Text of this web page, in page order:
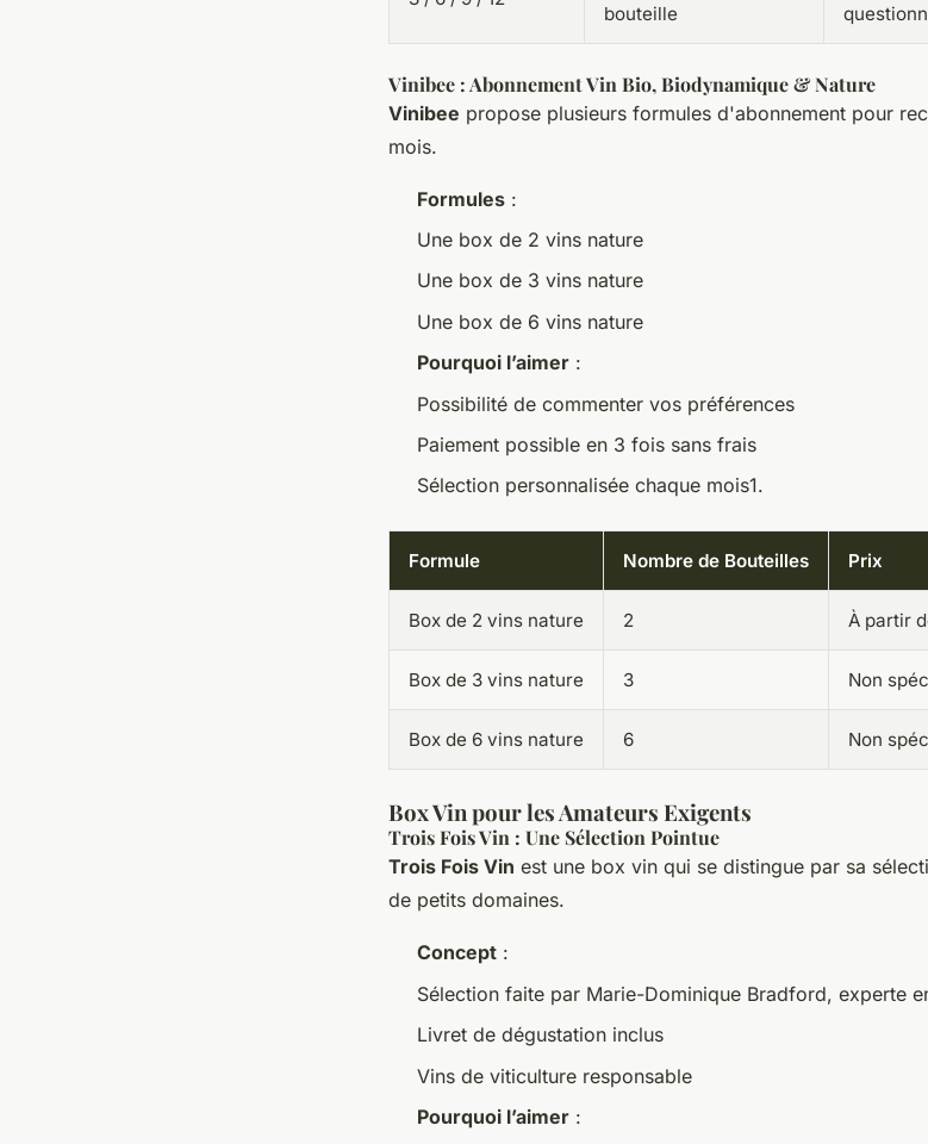
bouteille
Vinibee : Abonnement Vin Bio, Biodynamique & Nature
Vinibee propose plusieurs formules d'abonnement pour
mois.
Formules :
Une box de 2 vins nature
Une box de 3 vins nature
Une box de 6 vins nature
Pourquoi l’aimer :
Possibilité de commenter vos préférences
Paiement possible en 3 fois sans frais
Sélection personnalisée chaque mois1.
Formule Nombre de Bouteilles Prix
Box de 2 vins nature 2 À partir
Box de 3 vins nature 3 Non
Box de 6 vins nature 6 Non
Box Vin pour les Amateurs Exigents
Trois Fois Vin : Une Sélection Pointue
Trois Fois Vin est une box vin qui se distingue par sa
de petits domaines.
Concept :
Sélection faite par Marie-Dominique Bradford, experte
Livret de dégustation inclus
Vins de viticulture responsable
Pourquoi l’aimer :